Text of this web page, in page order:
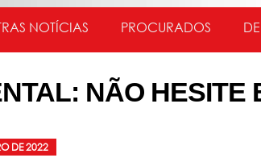
NOTÍCIAS PROCURADOS
NÃO HESITE
DE 2022